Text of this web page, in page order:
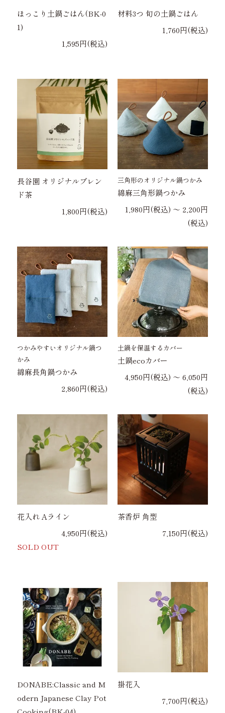
ほっこり土鍋ごはん(BK-0
1)
1,595円(税込)
材料3つ 旬の土鍋ごはん
1,760円(税込)
長谷園 オリジナルブレン
ド茶
1,800円(税込)
三角形のオリジナル鍋つかみ
綿麻三角形鍋つかみ
1,980円(税込) 〜 2,200円
(税込)
つかみやすいオリジナル鍋つ
かみ
綿麻長角鍋つかみ
2,860円(税込)
土鍋を保温するカバー
土鍋ecoカバー
4,950円(税込) 〜 6,050円
(税込)
花入れ Aライン
4,950円(税込)
SOLD OUT
茶香炉 角型
7,150円(税込)
DONABE:Classic and M
odern Japanese Clay Pot
掛花入
7,700円(税込)